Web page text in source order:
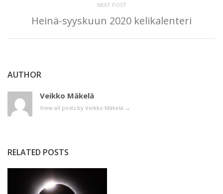
NEXT POST
Heinä-syyskuun 2020 kelikalenteri
AUTHOR
Veikko Mäkelä
View all posts by Veikko Mäkelä →
RELATED POSTS